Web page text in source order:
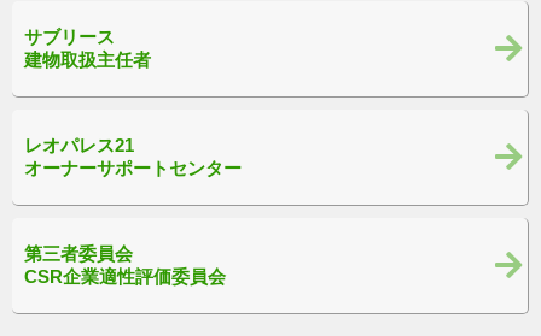
サブリース
建物取扱主任者
レオパレス21
オーナーサポートセンター
第三者委員会
CSR企業適性評価委員会